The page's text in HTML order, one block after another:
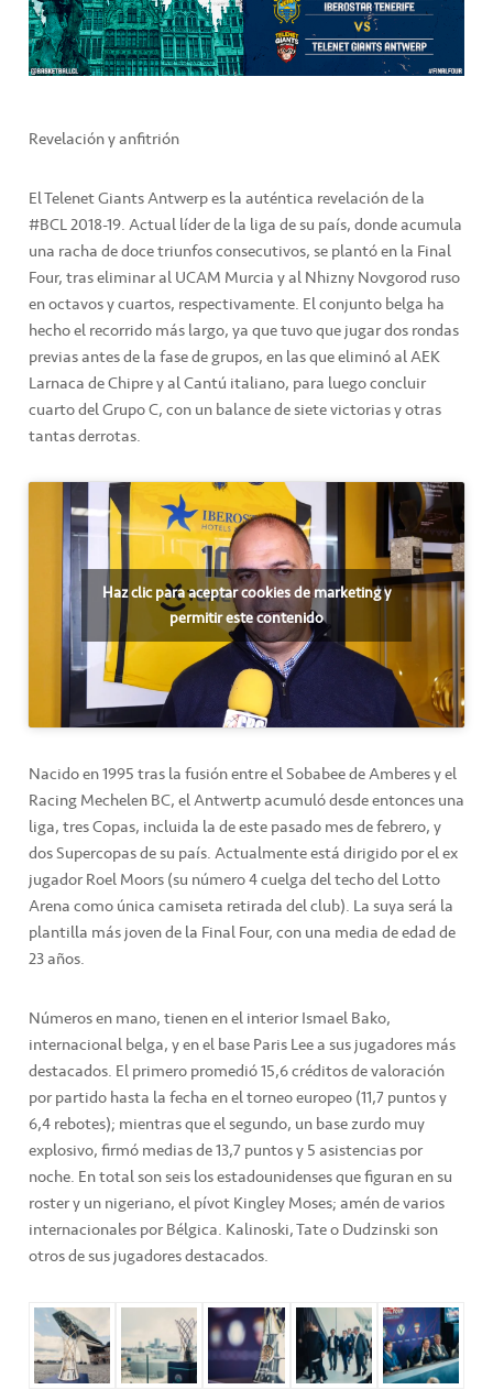
Revelación y anfitrión
El Telenet Giants Antwerp es la auténtica revelación de la
#BCL 2018-19. Actual líder de la liga de su país, donde acumula
una racha de doce triunfos consecutivos, se plantó en la Final
Four, tras eliminar al UCAM Murcia y al Nhizny Novgorod ruso
en octavos y cuartos, respectivamente. El conjunto belga ha
hecho el recorrido más largo, ya que tuvo que jugar dos rondas
previas antes de la fase de grupos, en las que eliminó al AEK
Larnaca de Chipre y al Cantú italiano, para luego concluir
cuarto del Grupo C, con un balance de siete victorias y otras
tantas derrotas.
Haz clic para aceptar cookies de marketing y
permitir este contenido
Nacido en 1995 tras la fusión entre el Sobabee de Amberes y el
Racing Mechelen BC, el Antwertp acumuló desde entonces una
liga, tres Copas, incluida la de este pasado mes de febrero, y
dos Supercopas de su país. Actualmente está dirigido por el ex
jugador Roel Moors (su número 4 cuelga del techo del Lotto
Arena como única camiseta retirada del club). La suya será la
plantilla más joven de la Final Four, con una media de edad de
23 años.
Números en mano, tienen en el interior Ismael Bako,
internacional belga, y en el base Paris Lee a sus jugadores más
destacados. El primero promedió 15,6 créditos de valoración
por partido hasta la fecha en el torneo europeo (11,7 puntos y
6,4 rebotes); mientras que el segundo, un base zurdo muy
explosivo, firmó medias de 13,7 puntos y 5 asistencias por
noche. En total son seis los estadounidenses que figuran en su
roster y un nigeriano, el pívot Kingley Moses; amén de varios
internacionales por Bélgica. Kalinoski, Tate o Dudzinski son
otros de sus jugadores destacados.